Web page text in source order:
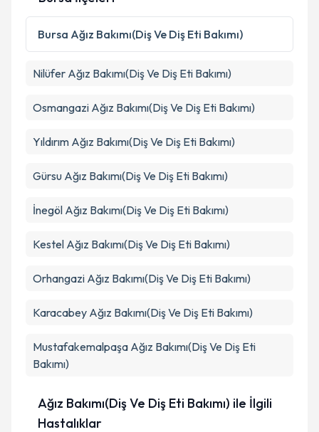
Kişisel verilerimin işlenmesine ilişkinAydınlatma
Metni
'ni okudum ve kişisel verilerimin belirtilen
kapsamda işlenmesini kabul ediyorum.
Bursa Ağız Bakımı(Diş Ve Diş Eti Bakımı)
Nilüfer Ağız Bakımı(Diş Ve Diş Eti Bakımı)
Osmangazi Ağız Bakımı(Diş Ve Diş Eti Bakımı)
Yıldırım Ağız Bakımı(Diş Ve Diş Eti Bakımı)
Gürsu Ağız Bakımı(Diş Ve Diş Eti Bakımı)
İnegöl Ağız Bakımı(Diş Ve Diş Eti Bakımı)
Kestel Ağız Bakımı(Diş Ve Diş Eti Bakımı)
Orhangazi Ağız Bakımı(Diş Ve Diş Eti Bakımı)
Karacabey Ağız Bakımı(Diş Ve Diş Eti Bakımı)
Mustafakemalpaşa Ağız Bakımı(Diş Ve Diş Eti
Bakımı)
Ağız Bakımı(Diş Ve Diş Eti Bakımı) ile İlgili
Hastalıklar